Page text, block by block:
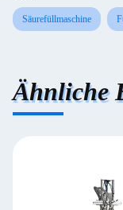
Säurefüllmaschine
Ähnliche